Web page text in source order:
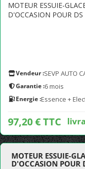
MOTEUR ESSUIE-
D'OCCASION POUR DS
Vendeur :SEVP AUTO
Garantie :6 mois
Energie :Essence +
97,20 € TTC
MOTEUR ESSUIE-
D'OCCASION POUR